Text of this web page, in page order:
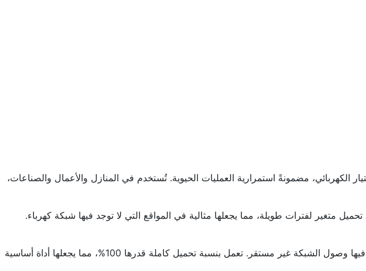
الكهربائي، مضمونةً استمرارية العمليات الحيوية. تُستخدم في المنازل والأعمال والصناعات،
متغير لفترات طويلة، مما يجعلها مثالية في المواقع التي لا توجد فيها شبكة كهرباء.
مولدات التشغيل المستمر تُقدم طاقة ثابتة ومستمرة، خصوصاً في المناطق التي يكون فيها وصول الشبكة غير مستقر. تعمل بنسبة تحميل كاملة قدرها 100%، مما يجعلها أداة أساسية